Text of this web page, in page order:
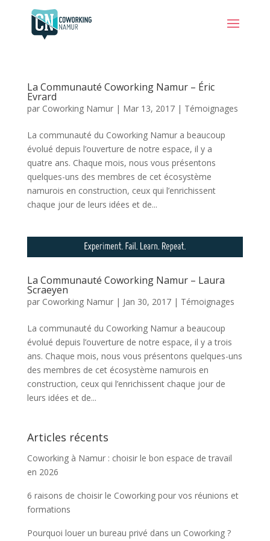
La Communauté Coworking Namur – Éric
Evrard
par Coworking Namur| Mar 13, 2017| Témoignages
La communauté du Coworking Namur a beaucoup
évolué depuis l’ouverture de notre espace, il y a
quatre ans. Chaque mois, nous vous présentons
quelques-uns des membres de cet écosystème
namurois en construction, ceux qui l’enrichissent
chaque jour de leurs idées et de...
La Communauté Coworking Namur – Laura
Scraeyen
par Coworking Namur| Jan 30, 2017| Témoignages
La communauté du Coworking Namur a beaucoup
évolué depuis l’ouverture de notre espace, il y a trois
ans. Chaque mois, nous vous présentons quelques-uns
des membres de cet écosystème namurois en
construction, ceux qui l’enrichissent chaque jour de
leurs idées et de...
Articles récents
Coworking à Namur : choisir le bon espace de travail
en 2026
6 raisons de choisir le Coworking pour vos réunions et
formations
Pourquoi louer un bureau privé dans un Coworking ?